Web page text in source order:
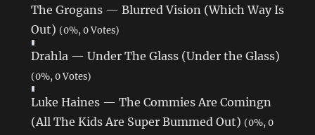
The Grogans — Blurred Vision (Which Way Is
Out) (0%, 0 Votes)
Drahla — Under The Glass (Under the Glass)
(0%, 0 Votes)
Luke Haines — The Commies Are Comingn
(All The Kids Are Super Bummed Out) (0%, 0